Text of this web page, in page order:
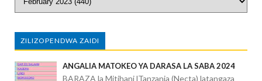
ZILIZOPENDWA ZAIDI
ANGALIA MATOKEO YA DARASA LA SABA 2024
BARAZA la Mitihani lTanzania (Necta) latangaza